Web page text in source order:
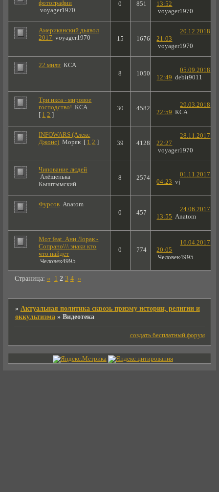
фотографии
voyager1970
0 851
13:52
voyager1970
Американский дьявол
2017 voyager1970 15 1676
20.12.2018
21:03
voyager1970
22 мили КСА
8
1050
05.09.2018
12:49 debit9011
Три икса - мировое
господство! КСА
[ 1 2 ]
30 4582
29.03.2018
22:59 КСА
INFOWARS (Алекс
Джонс) Моряк [ 1 2 ] 39 4128
28.11.2017
22:27
voyager1970
Чипование людей
Алёшенька
Кыштымский
8 2574
01.11.2017
04:23 vj
Фурсов Anatom
0
457
24.06.2017
13:55 Anatom
Мот feat. Ани Лорак -
Сопрано\\\ знаки кто
что найдет
Человек4995
0 774
16.04.2017
20:05
Человек4995
Страница: « 1 2 3 4 »
» Актуальная политика сквозь призму истории, религии и
оккультизма » Видеотека
создать бесплатный форум